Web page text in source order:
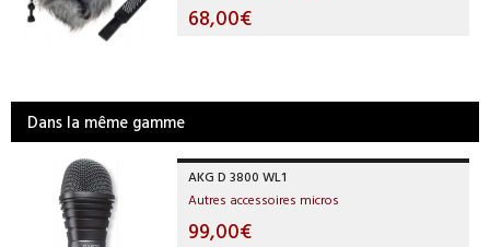
68,00€
Dans la même gamme
AKG D 3800 WL1
Autres accessoires micros
99,00€